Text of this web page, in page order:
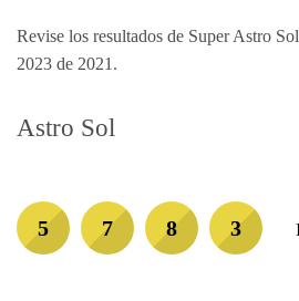
Revise los resultados de Super Astro
2023 de 2021.
Astro Sol
5 7 8 3